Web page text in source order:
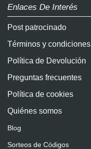
Enlaces De Interés
Post patrocinado
Términos y condiciones
Política de Devolución
Preguntas frecuentes
Política de cookies
Quiénes somos
Blog
Sorteos de Códigos